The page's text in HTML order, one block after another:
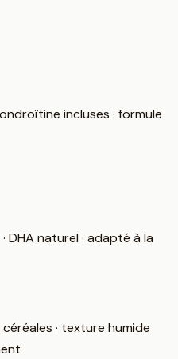
incluses · formule
DHA naturel · adapté à la
· texture humide